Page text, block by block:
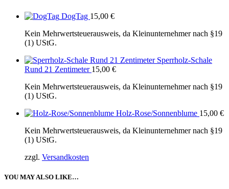
DogTag 15,00 €
Kein Mehrwertsteuerausweis, da Kleinunternehmer nach §19
(1) UStG.
Sperrholz-Schale
Rund 21 Zentimeter 15,00 €
Kein Mehrwertsteuerausweis, da Kleinunternehmer nach §19
(1) UStG.
Holz-Rose/Sonnenblume 15,00 €
Kein Mehrwertsteuerausweis, da Kleinunternehmer nach §19
(1) UStG.
zzgl. Versandkosten
YOU MAY ALSO LIKE…